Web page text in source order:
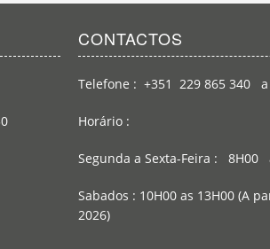
CONTACTOS
Telefone : +351 229 865 340
Horário :
Segunda a Sexta-Feira :
Sabados : 10H00 as 13H00 (A
2026)